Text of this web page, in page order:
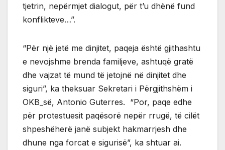
tjetrin, nepërmjet dialogut, për t’u dhënë fund
konflikteve…”.
“Për një jetë me dinjitet, paqeja është gjithashtu
e nevojshme brenda familjeve, ashtuqë gratë
dhe vajzat të mund të jetojnë në dinjitet dhe
siguri”, ka theksuar Sekretari i Përgjithshëm i
OKB_së, Antonio Guterres. “Por, paqe edhe
për protestuesit paqësorë nepër rrugë, të cilët
shpeshëherë janë subjekt hakmarrjesh dhe
dhune nga forcat e sigurisë”, ka shtuar ai.